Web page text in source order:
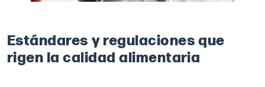
Estándares y regulaciones que
rigen la calidad alimentaria